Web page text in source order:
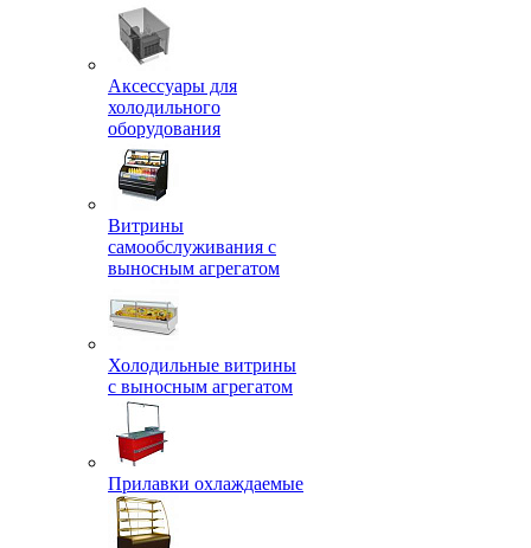
Аксессуары для
холодильного
оборудования
Витрины
самообслуживания с
выносным агрегатом
Холодильные витрины
с выносным агрегатом
Прилавки охлаждаемые